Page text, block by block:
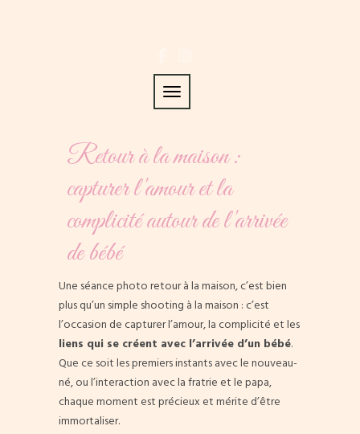
Toggle navigation
Retour à la maison :
capturer l'amour et la
complicité autour de l'arrivée
de bébé
Une séance photo retour à la maison, c’est bien
plus qu’un simple shooting à la maison : c’est
l’occasion de capturer l’amour, la complicité et les
liens qui se créent avec l’arrivée d’un bébé.
Que ce soit les premiers instants avec le nouveau-
né, ou l’interaction avec la fratrie et le papa,
chaque moment est précieux et mérite d’être
immortaliser.